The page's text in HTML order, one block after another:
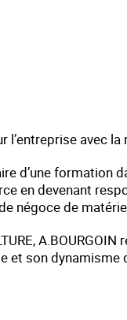
l’entreprise avec
d’une formation
en devenant
négoce de
et son